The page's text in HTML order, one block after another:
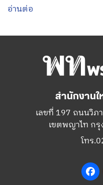
อ่านต่อ
สำนักงาน
เลขที่ 197 ถนนวิภ
เขตพญาไท ก
โทร